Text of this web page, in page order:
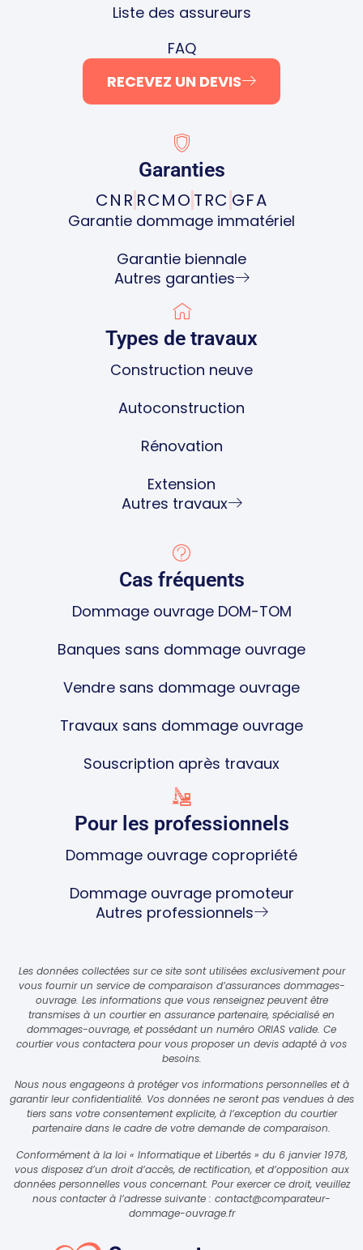
Liste des assureurs
FAQ
RECEVEZ UN DEVIS
Garanties
CNR RCMO TRC GFA
Garantie dommage immatériel
Garantie biennale
Autres garanties
Types de travaux
Construction neuve
Autoconstruction
Rénovation
Extension
Autres travaux
Cas fréquents
Dommage ouvrage DOM-TOM
Banques sans dommage ouvrage
Vendre sans dommage ouvrage
Travaux sans dommage ouvrage
Souscription après travaux
Pour les professionnels
Dommage ouvrage copropriété
Dommage ouvrage promoteur
Autres professionnels
Les données collectées sur ce site sont utilisées exclusivement pour
vous fournir un service de comparaison d’assurances dommages-
ouvrage. Les informations que vous renseignez peuvent être
transmises à un courtier en assurance partenaire, spécialisé en
dommages-ouvrage, et possédant un numéro ORIAS valide. Ce
courtier vous contactera pour vous proposer un devis adapté à vos
besoins.
Nous nous engageons à protéger vos informations personnelles et à
garantir leur confidentialité. Vos données ne seront pas vendues à des
tiers sans votre consentement explicite, à l’exception du courtier
partenaire dans le cadre de votre demande de comparaison.
Conformément à la loi « Informatique et Libertés » du 6 janvier 1978,
vous disposez d’un droit d’accès, de rectification, et d’opposition aux
données personnelles vous concernant. Pour exercer ce droit, veuillez
nous contacter à l’adresse suivante : contact@comparateur-
dommage-ouvrage.fr